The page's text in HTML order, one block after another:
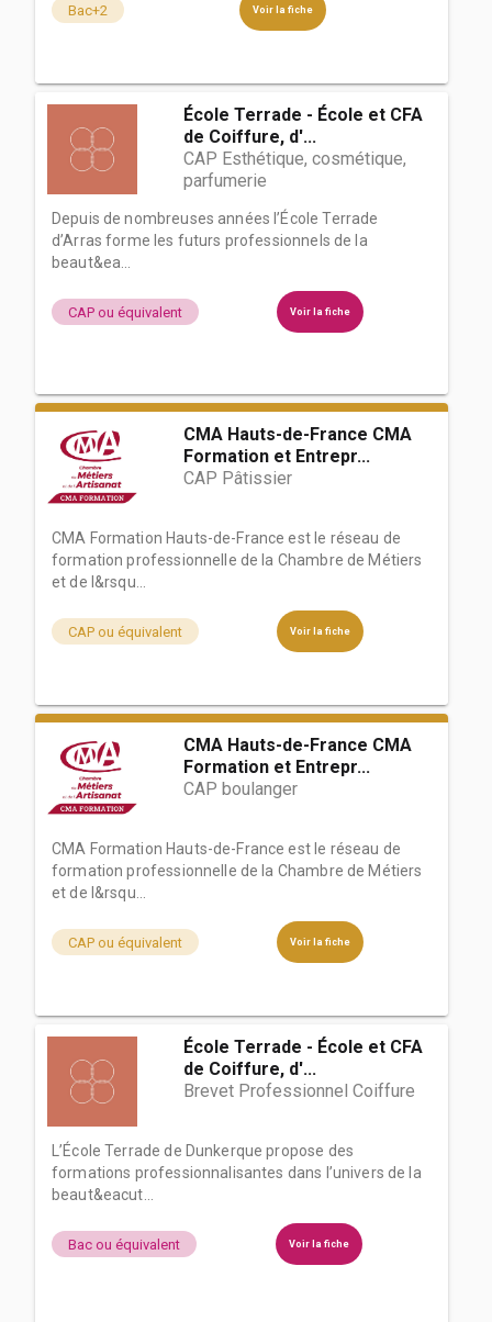
Bac+2 Voir la fiche
École Terrade - École et CFA
de Coiffure, d'...
CAP Esthétique, cosmétique,
parfumerie
Depuis de nombreuses années l’École Terrade
d’Arras forme les futurs professionnels de la
beaut&ea...
CAP ou équivalent Voir la fiche
CMA Hauts-de-France CMA
Formation et Entrepr...
CAP Pâtissier
CMA Formation Hauts-de-France est le réseau de
formation professionnelle de la Chambre de Métiers
et de l&rsqu...
CAP ou équivalent Voir la fiche
CMA Hauts-de-France CMA
Formation et Entrepr...
CAP boulanger
CMA Formation Hauts-de-France est le réseau de
formation professionnelle de la Chambre de Métiers
et de l&rsqu...
CAP ou équivalent Voir la fiche
École Terrade - École et CFA
de Coiffure, d'...
Brevet Professionnel Coiffure
L’École Terrade de Dunkerque propose des
formations professionnalisantes dans l’univers de la
beaut&eacut...
Bac ou équivalent Voir la fiche